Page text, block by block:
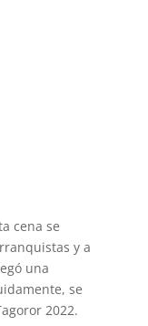
cena se
y a
una
se
2022.